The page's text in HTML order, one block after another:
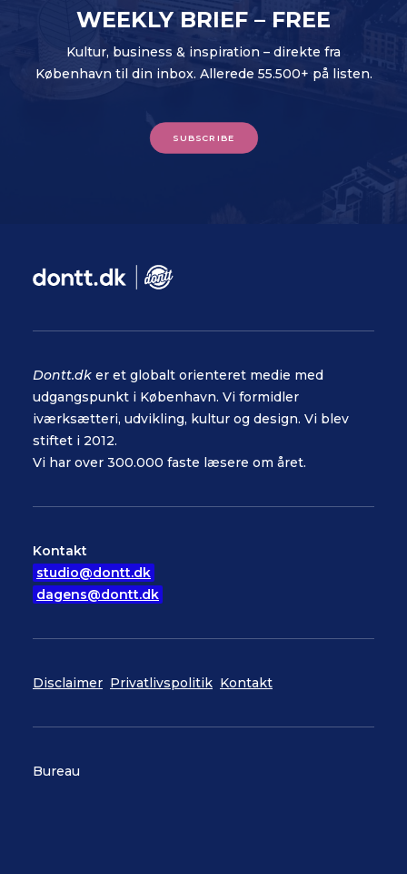
WEEKLY BRIEF – FREE
Kultur, business & inspiration – direkte fra
København til din inbox. Allerede 55.500+ på listen.
SUBSCRIBE
Dontt.dk er et globalt orienteret medie med
udgangspunkt i København. Vi formidler
iværksætteri, udvikling, kultur og design. Vi blev
stiftet i 2012.
Vi har over 300.000 faste læsere om året.
Kontakt
studio@dontt.dk
dagens@dontt.dk
Disclaimer Privatlivspolitik Kontakt
Bureau